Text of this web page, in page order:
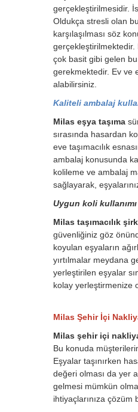
gerçekleştirilmesidir.
Oldukça stresli olan
karşılaşılması söz
gerçekleştirilmektedir.
çok basit gibi gelen
gerekmektedir. Ev ve
alabilirsiniz.
Kaliteli ambalaj
Milas eşya taşıma
sırasında hasardan
eve taşımacılık
ambalaj konusunda
kolileme ve ambalaj
sağlayarak,
Uygun koli kullanımı
Milas taşımacılık
güvenliğiniz göz
koyulan eşyaların
yırtılmalar meydana
yerleştirilen eşyalar
kolay yerleştirmenize
Milas Şehir İçi
Milas şehir içi
Bu konuda
Eşyalar taşınırken
değeri olması da yer
gelmesi mümkün
ihtiyaçlarınıza çözüm